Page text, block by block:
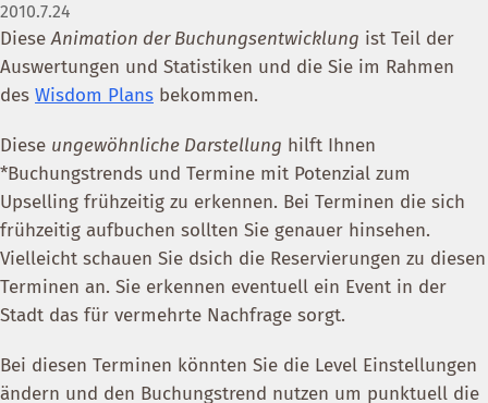
2010.7.26
DieseAnimation der Buchungsentwicklung ist Teil der
Auswertungen und Statistiken und die Sie im Rahmen
des Wisdom Plans bekommen.
Diese ungewöhnliche Darstellung hilft Ihnen
*Buchungstrends und Termine mit Potenzial zum
Upselling frühzeitig zu erkennen. Bei Terminen die sich
frühzeitig aufbuchen sollten Sie genauer hinsehen.
Vielleicht schauen Sie dsich die Reservierungen zu diesen
Terminen an. Sie erkennen eventuell ein Event in der
Stadt das für vermehrte Nachfrage sorgt.
Bei diesen Terminen könnten Sie die Level Einstellungen
ändern und den Buchungstrend nutzen um punktuell die